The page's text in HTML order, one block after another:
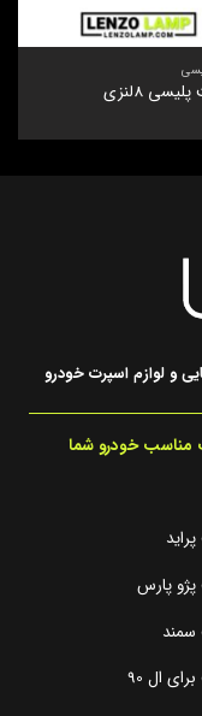
8لنزی
و لوازم اسپرت خودرو
مناسب خودرو شما
پارس
سمند
ال 90